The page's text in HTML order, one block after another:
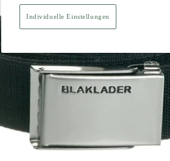
Individuelle Einstellungen